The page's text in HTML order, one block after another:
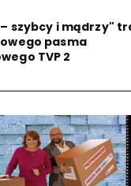
szybcy i mądrzy"
pasma
TVP 2